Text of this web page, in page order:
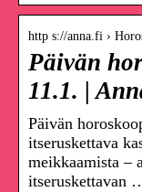
http s://anna.fi ›
Päivän
11.1. |
Päivän
itseruskettava
meikkaamista –
itseruskettavan